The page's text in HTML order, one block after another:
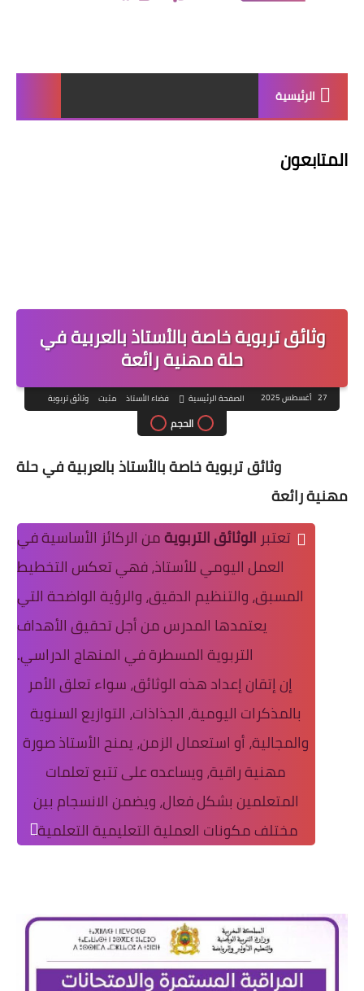
الرئيسية
المتابعون
وثائق تربوية خاصة بالأستاذ بالعربية في
حلة مهنية رائعة
27 أغسطس 2025 الصفحة الرئيسية فضاء الأستاذ مثبت وثائق تربوية
الحجم
وثائق تربوية خاصة بالأستاذ بالعربية في حلة
مهنية رائعة
تعتبر الوثائق التربويةمن الركائز الأساسية في
العمل اليومي للأستاذ، فهي تعكس التخطيط
المسبق، والتنظيم الدقيق، والرؤية الواضحة التي
يعتمدها المدرس من أجل تحقيق الأهداف
التربوية المسطرة في المنهاج الدراسي.
إن إتقان إعداد هذه الوثائق، سواء تعلق الأمر
بالمذكرات اليومية، الجذاذات، التوازيع السنوية
والمجالية، أو استعمال الزمن، يمنح الأستاذ صورة
مهنية راقية، ويساعده على تتبع تعلمات
المتعلمين بشكل فعال، ويضمن الانسجام بين
مختلف مكونات العملية التعليمية التعلمية.